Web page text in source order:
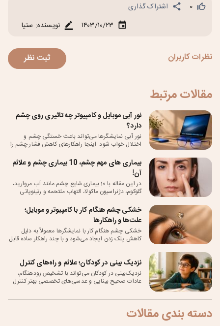
0
اشتراک گذاری
۱۴۰۳/۱۰/۲۳
نویسنده: ستیا
نظرات کاربران ثبت نظر
مقالات مرتبط
نور آبی موبایل و کامپیوتر چه تاثیری روی چشم
دارد؟
نور آبی نمایشگرها می‌تواند باعث خستگی چشم و
اختلال خواب شود. اینجا راهکارهای کاهش فشار چشم را
بیماری های مهم چشم، 10 بیماری چشم و علائم
آن!
در این مقاله با 10 بیماری شایع چشم مانند آب مروارید،
گلوکوم، دژنراسیون ماکولا، التهاب ملتحمه و رتینوپاتی
بیماری به‌صورت علمی و ساده توضیح داده شده‌اند.
همچنین ارتباط آن‌ها با مشکلات بینایی و نیاز به استفاده
از عینک طبی بررسی می‌شود.
خشکی چشم هنگام کار با کامپیوتر و موبایل؛
علت‌ها و راهکارها
خشکی چشم هنگام کار با نمایشگرها معمولاً به دلیل
کاهش پلک زدن ایجاد می‌شود و با چند راهکار ساده قابل
نزدیک بینی در کودکان؛ علائم و راه‌های کنترل
نزدیک‌بینی در کودکان می‌تواند با تشخیص زودهنگام،
عادات صحیح بینایی و عدسی‌های تخصصی بهتر کنترل
دسته بندی مقالات